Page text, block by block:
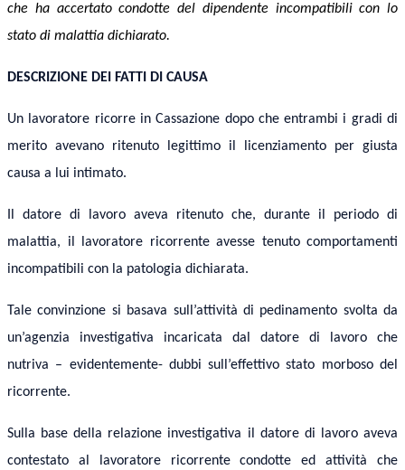
che ha accertato condotte del dipendente incompatibili con lo
stato di malattia dichiarato.
DESCRIZIONE DEI FATTI DI CAUSA
Un lavoratore ricorre in Cassazione dopo che entrambi i gradi di
merito avevano ritenuto legittimo il licenziamento per giusta
causa a lui intimato.
Il datore di lavoro aveva ritenuto che, durante il periodo di
malattia, il lavoratore ricorrente avesse tenuto comportamenti
incompatibili con la patologia dichiarata.
Tale convinzione si basava sull’attività di pedinamento svolta da
un’agenzia investigativa incaricata dal datore di lavoro che
nutriva – evidentemente- dubbi sull’effettivo stato morboso del
ricorrente.
Sulla base della relazione investigativa il datore di lavoro aveva
contestato al lavoratore ricorrente condotte ed attività che